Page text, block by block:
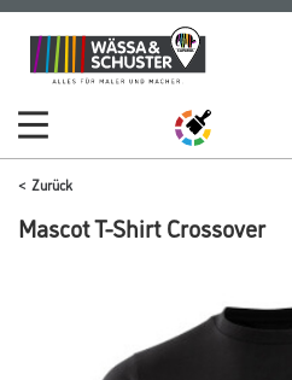
Zum
Inhalt
Zum
Navigationsmenü
Zurück
Mascot T-Shirt Crossover